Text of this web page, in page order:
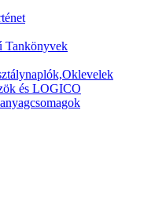
Tankönyvek
és LOGICO